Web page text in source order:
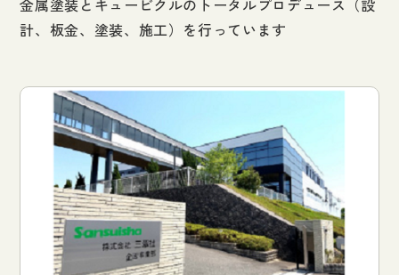
金属塗装とキュービクルのトータルプロデュース（設
計、板金、塗装、施工）を行っています